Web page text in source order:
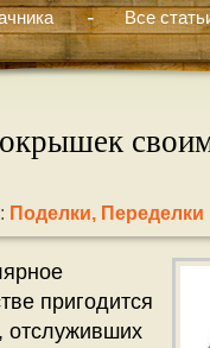
Все
Поделки, Переделки
пригодится
отслуживших